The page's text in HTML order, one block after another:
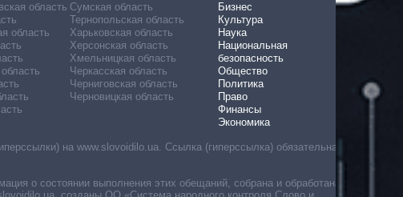
область
область
Сумская область
Тернопольская область
Харьковская область
Херсонская область
Хмельницкая область
Черкасская область
Черниговская область
Черновицкая область
Бизнес
Культура
Наука
Национальная
безопасность
Общество
Политика
Право
Финансы
Экономика
на www.slovoidilo.ua. Ссылка (гиперссылка) обязательна
о состоянии выполнения этих обещаний, собрана и обработана